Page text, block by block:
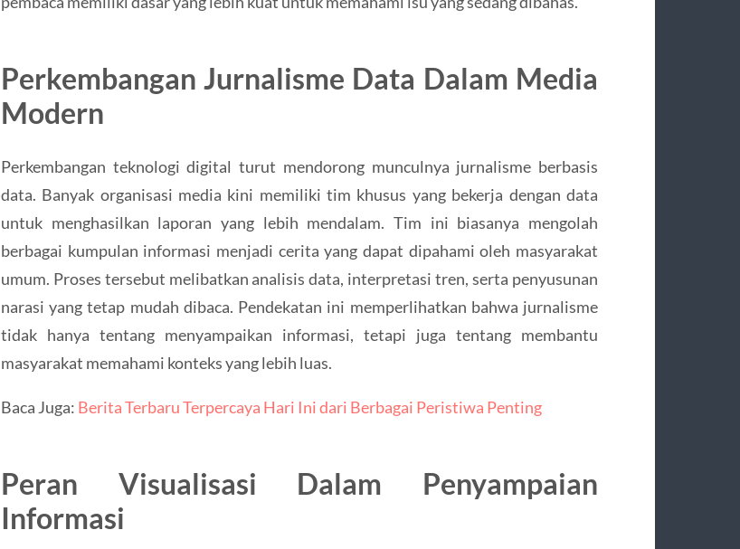
Perkembangan Jurnalisme Data Dalam Media
Modern
Perkembangan teknologi digital turut mendorong munculnya jurnalisme berbasis
data. Banyak organisasi media kini memiliki tim khusus yang bekerja dengan data
untuk menghasilkan laporan yang lebih mendalam. Tim ini biasanya mengolah
berbagai kumpulan informasi menjadi cerita yang dapat dipahami oleh masyarakat
umum. Proses tersebut melibatkan analisis data, interpretasi tren, serta penyusunan
narasi yang tetap mudah dibaca. Pendekatan ini memperlihatkan bahwa jurnalisme
tidak hanya tentang menyampaikan informasi, tetapi juga tentang membantu
masyarakat memahami konteks yang lebih luas.
Baca Juga: Berita Terbaru Terpercaya Hari Ini dari Berbagai Peristiwa Penting
Peran Visualisasi Dalam Penyampaian
Informasi